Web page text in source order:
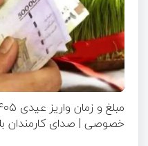
خصوصی | صدای کارمندان